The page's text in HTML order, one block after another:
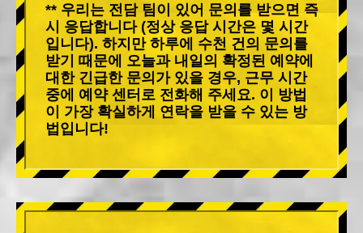
** 우리는 전담 팀이 있어 문의를 받으면 즉
시 응답합니다 (정상 응답 시간은 몇 시간
입니다). 하지만 하루에 수천 건의 문의를
받기 때문에 오늘과 내일의 확정된 예약에
대한 긴급한 문의가 있을 경우, 근무 시간
중에 예약 센터로 전화해 주세요. 이 방법
이 가장 확실하게 연락을 받을 수 있는 방
법입니다!